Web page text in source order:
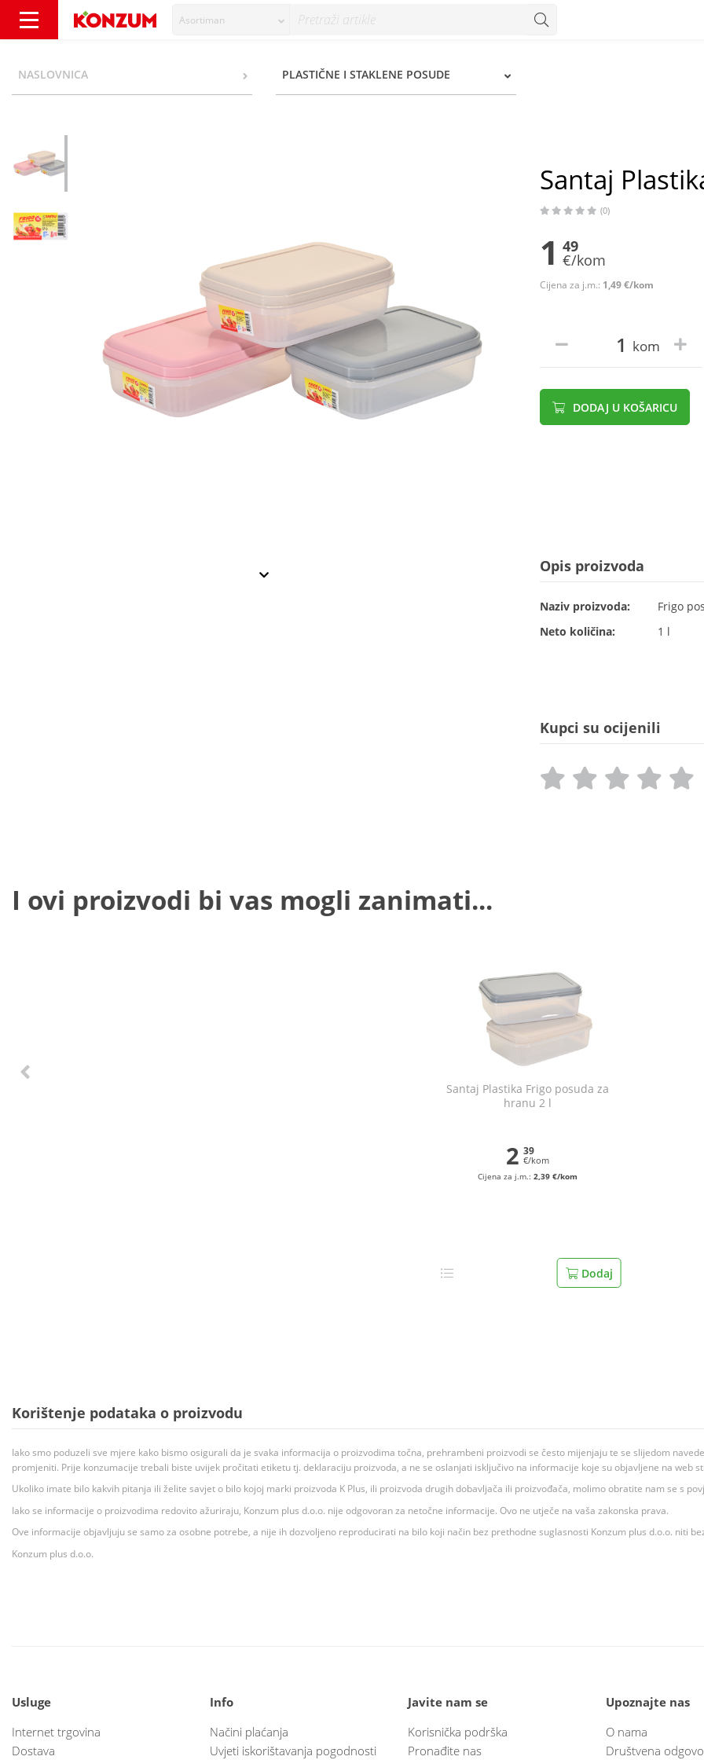
Asortiman
NASLOVNICA PLASTIČNE I STAKLENE POSUDE
Santaj
(0)
1 49
€/kom
Cijena za j.m.: 1,49 €/kom
kom
DODAJ U KOŠARICU
Opis proizvoda
Naziv proizvoda:
Frigo
Neto količina:
1 l
Kupci su ocijenili
I ovi proizvodi bi vas mogli zanimati...
Santaj Plastika Frigo posuda za
hranu 2 l
2 39
€/kom
Cijena za j.m.:2,39 €/kom
Dodaj
Korištenje podataka o proizvodu
Iako smo poduzeli sve mjere kako bismo osigurali da je svaka informacija o proizvodima točna, prehrambeni proizvodi se često mijenjaju te se slijedom
promjeniti. Prije konzumacije trebali biste uvijek pročitati etiketu tj. deklaraciju proizvoda, a ne se oslanjati isključivo na informacije koje su objavljene na web
Ukoliko imate bilo kakvih pitanja ili želite savjet o bilo kojoj marki proizvoda K Plus, ili proizvoda drugih dobavljača ili proizvođača, molimo obratite nam se s
Iako se informacije o proizvodima redovito ažuriraju, Konzum plus d.o.o. nije odgovoran za netočne informacije. Ovo ne utječe na vaša zakonska prava.
Ove informacije objavljuju se samo za osobne potrebe, a nije ih dozvoljeno reproducirati na bilo koji način bez prethodne suglasnosti Konzum plus d.o.o. niti
Konzum plus d.o.o.
Usluge
Internet trgovina
Dostava
Info
Načini plaćanja
Uvjeti iskorištavanja pogodnosti
Javite nam se
Korisnička podrška
Pronađite nas
Upoznajte nas
O nama
Društvena